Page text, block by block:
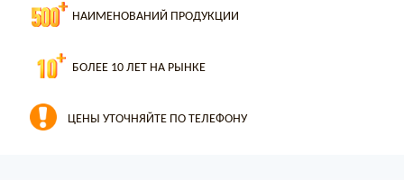
НАИМЕНОВАНИЙ ПРОДУКЦИИ
БОЛЕЕ 10 ЛЕТ НА РЫНКЕ
ЦЕНЫ УТОЧНЯЙТЕ ПО ТЕЛЕФОНУ